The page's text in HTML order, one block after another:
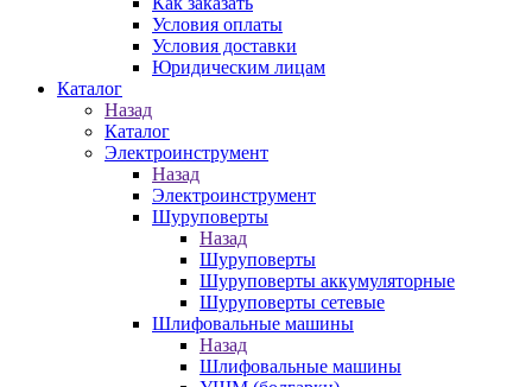
Условия оплаты
Условия доставки
Юридическим лицам
Каталог
Назад
Каталог
Электроинструмент
Назад
Электроинструмент
Шуруповерты
Назад
Шуруповерты
Шуруповерты аккумуляторные
Шуруповерты сетевые
Шлифовальные машины
Назад
Шлифовальные машины